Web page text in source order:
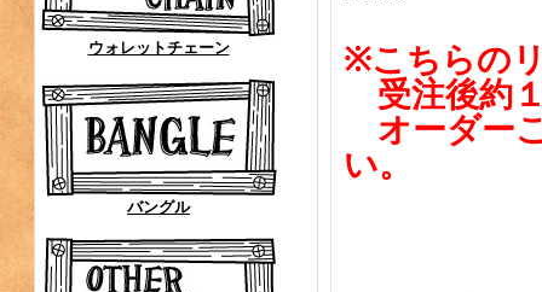
ウォレットチェーン
バングル
※こちらの
受注後約
オーダー
い。